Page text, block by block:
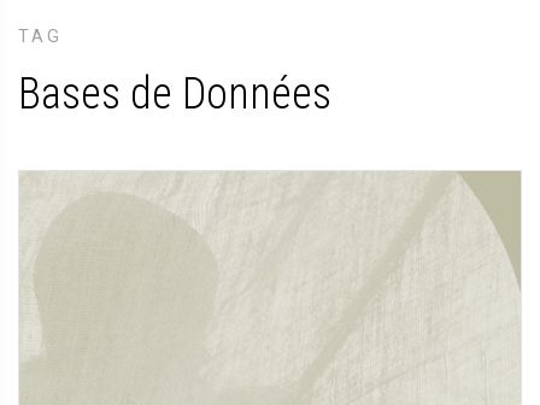
TAG
Bases de Données